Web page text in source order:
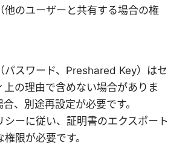
他のユーザーと共有する場合の権
パスワード、Preshared Key）はセ
上の理由で含めない場合がありま
、別途再設定が必要です。
シーに従い、証明書のエクスポート
限が必要です。